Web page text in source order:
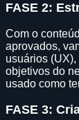
FASE 2:
Com o
aprovados,
usuários
objetivos do
usado como
FASE 3: